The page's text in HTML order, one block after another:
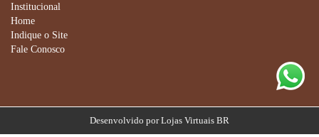
Institucional
Home
Indique o Site
Fale Conosco
Desenvolvido porLojas Virtuais BR